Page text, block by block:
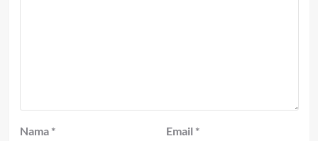
Nama * Email *